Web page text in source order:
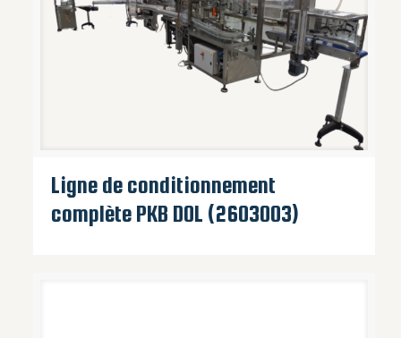
Ligne de conditionnement
complète PKB DOL (2603003)